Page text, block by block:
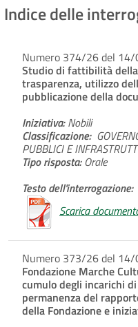
Indice delle
Numero 374/26 del
Studio di fattibilità
trasparenza, utilizzo
pubblicazione della
Iniziativa:Nobili
Classificazione:
PUBBLICI E
Tipo risposta:Orale
Testo dell'interrogazione:
Scarica
Numero 373/26 del
Fondazione Marche
cumulo degli incarichi
permanenza del
della Fondazione e